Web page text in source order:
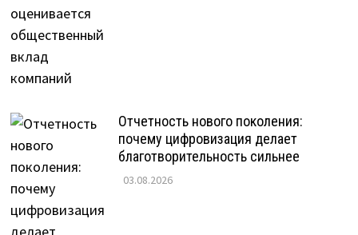
Отчетность нового поколения:
почему цифровизация делает
благотворительность сильнее
03.08.2026